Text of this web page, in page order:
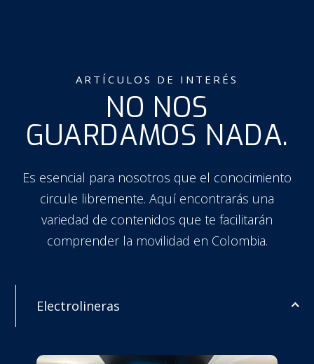
ARTÍCULOS DE INTERÉS
NO NOS
GUARDAMOS NADA.
Es esencial para nosotros que el conocimiento
circule libremente. Aquí encontrarás una
variedad de contenidos que te facilitarán
comprender la movilidad en Colombia.
Electrolineras